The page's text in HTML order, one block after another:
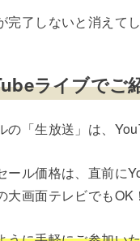
了しないと消えて
ライブでご
「生放送」は、
ール価格は、直前に
画面テレビでもOK！